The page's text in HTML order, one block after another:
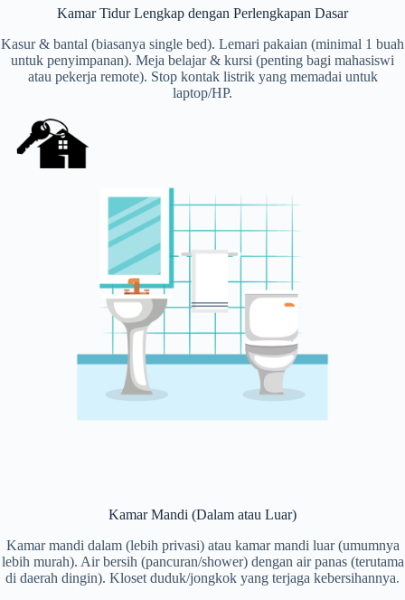
Kamar Tidur Lengkap dengan Perlengkapan Dasar
Kasur & bantal (biasanya single bed). Lemari pakaian (minimal 1 buah
untuk penyimpanan). Meja belajar & kursi (penting bagi mahasiswi
atau pekerja remote). Stop kontak listrik yang memadai untuk
laptop/HP.
Kamar Mandi (Dalam atau Luar)
Kamar mandi dalam (lebih privasi) atau kamar mandi luar (umumnya
lebih murah). Air bersih (pancuran/shower) dengan air panas (terutama
di daerah dingin). Kloset duduk/jongkok yang terjaga kebersihannya.